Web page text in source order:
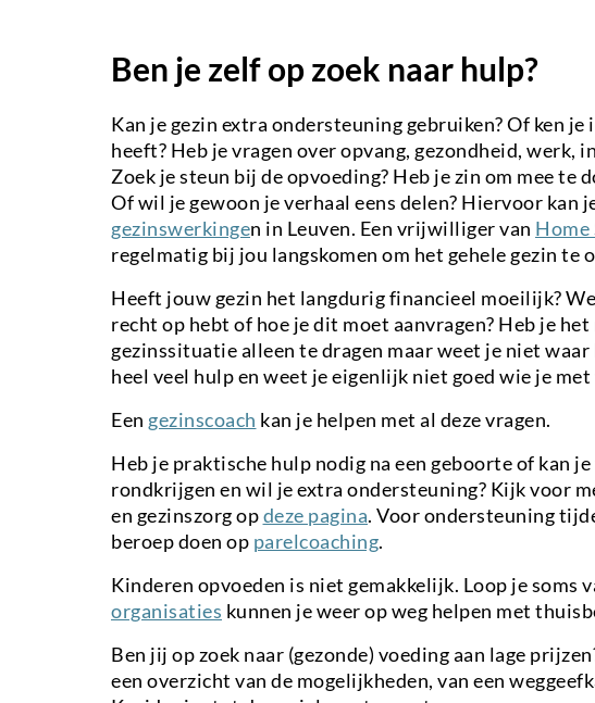
Ben je zelf op zoek naar hulp?
Kan je gezin extra ondersteuning gebruiken? Of ken je
heeft? Heb je vragen over opvang, gezondheid, werk,
Zoek je steun bij de opvoeding? Heb je zin om mee te
Of wil je gewoon je verhaal eens delen? Hiervoor kan
gezinswerkingen in Leuven. Een vrijwilliger van
regelmatig bij jou langskomen om het gehele gezin te
Heeft jouw gezin het langdurig financieel moeilijk?
recht op hebt of hoe je dit moet aanvragen? Heb je
gezinssituatie alleen te dragen maar weet je niet waar
heel veel hulp en weet je eigenlijk niet goed wie je
Een gezinscoach kan je helpen met al deze vragen.
Heb je praktische hulp nodig na een geboorte of kan
rondkrijgen en wil je extra ondersteuning? Kijk voor
en gezinszorg opdeze pagina. Voor ondersteuning
beroep doen op parelcoaching.
Kinderen opvoeden is niet gemakkelijk. Loop je soms
organisaties kunnen je weer op weg helpen met
Ben jij op zoek naar (gezonde) voeding aan lage
een overzicht van de mogelijkheden, van een